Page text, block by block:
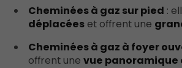
Cheminées à gaz sur pied :
déplacéeset offrent une
Cheminées à gaz à foyer
offrent une vue panoramique